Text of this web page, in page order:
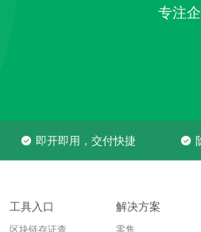
专注
即开即用，交付快捷
工具入口
区块链存证查
解决方案
零售